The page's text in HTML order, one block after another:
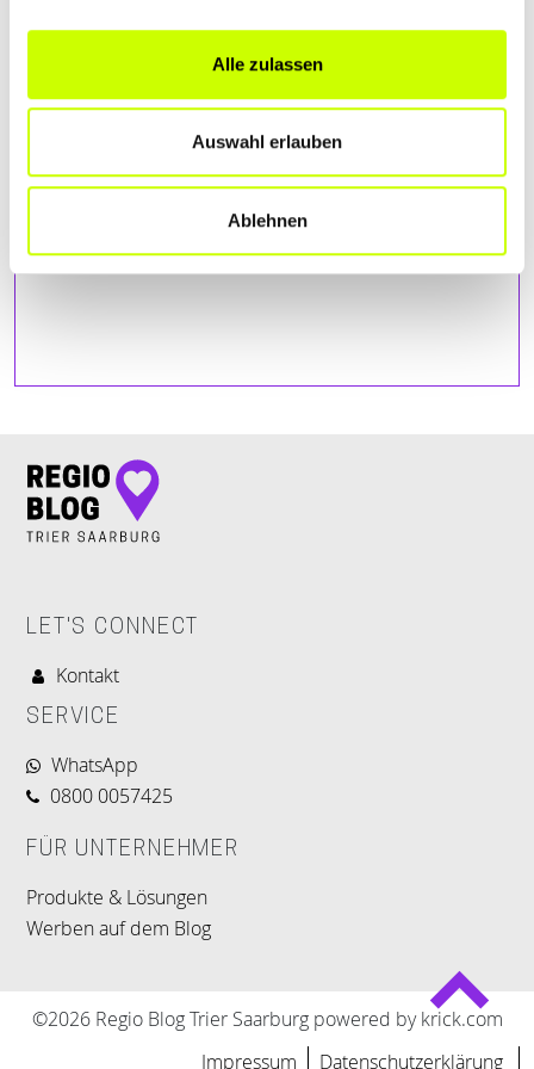
Alle zulassen
Auswahl erlauben
Ablehnen
Du die Map sehen kannst.
LET'S CONNECT
Kontakt
SERVICE
WhatsApp
0800 0057425
FÜR UNTERNEHMER
Produkte & Lösungen
Werben auf dem Blog
©2026 Regio Blog Trier Saarburg powered by krick.com
Impressum
Datenschutzerklärung